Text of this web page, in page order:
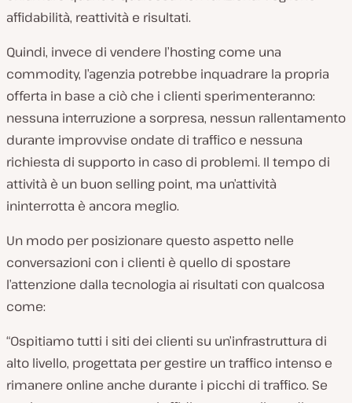
affidabilità, reattività e risultati.
Quindi, invece di vendere l’hosting come una
commodity, l’agenzia potrebbe inquadrare la propria
offerta in base a ciò che i clienti sperimenteranno:
nessuna interruzione a sorpresa, nessun rallentamento
durante improvvise ondate di traffico e nessuna
richiesta di supporto in caso di problemi. Il tempo di
attività è un buon selling point, ma un’attività
ininterrotta è ancora meglio.
Un modo per posizionare questo aspetto nelle
conversazioni con i clienti è quello di spostare
l’attenzione dalla tecnologia ai risultati con qualcosa
come:
“Ospitiamo tutti i siti dei clienti su un’infrastruttura di
alto livello, progettata per gestire un traffico intenso e
rimanere online anche durante i picchi di traffico. Se